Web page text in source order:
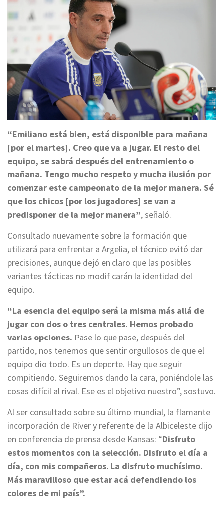
“Emiliano está bien, está disponible para mañana
[por el martes]. Creo que va a jugar. El resto del
equipo, se sabrá después del entrenamiento o
mañana. Tengo mucho respeto y mucha ilusión por
comenzar este campeonato de la mejor manera. Sé
que los chicos [por los jugadores] se van a
predisponer de la mejor manera”, señaló.
Consultado nuevamente sobre la formación que
utilizará para enfrentar a Argelia, el técnico evitó dar
precisiones, aunque dejó en claro que las posibles
variantes tácticas no modificarán la identidad del
equipo.
“La esencia del equipo será la misma más allá de
jugar con dos o tres centrales. Hemos probado
varias opciones. Pase lo que pase, después del
partido, nos tenemos que sentir orgullosos de que el
equipo dio todo. Es un deporte. Hay que seguir
compitiendo. Seguiremos dando la cara, poniéndole las
cosas difícil al rival. Ese es el objetivo nuestro”, sostuvo.
Al ser consultado sobre su último mundial, la flamante
incorporación de River y referente de la Albiceleste dijo
en conferencia de prensa desde Kansas: “Disfruto
estos momentos con la selección. Disfruto el día a
día, con mis compañeros. La disfruto muchísimo.
Más maravilloso que estar acá defendiendo los
colores de mi país”.